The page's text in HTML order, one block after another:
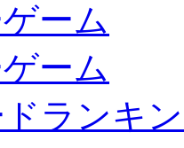
ーム
ーム
ランキ